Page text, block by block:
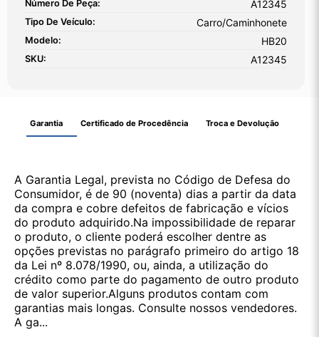
Número De Peça: A12345
Tipo De Veículo: Carro/Caminhonete
Modelo: HB20
SKU: A12345
Garantia Certificado de Procedência Troca e Devolução
A Garantia Legal, prevista no Código de Defesa do
Consumidor, é de 90 (noventa) dias a partir da data
da compra e cobre defeitos de fabricação e vícios
do produto adquirido.Na impossibilidade de reparar
o produto, o cliente poderá escolher dentre as
opções previstas no parágrafo primeiro do artigo 18
da Lei nº 8.078/1990, ou, ainda, a utilização do
crédito como parte do pagamento de outro produto
de valor superior.Alguns produtos contam com
garantias mais longas. Consulte nossos vendedores.
A ga...